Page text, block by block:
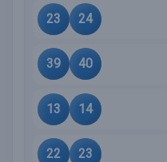
23 24
39 40
13 14
22 23